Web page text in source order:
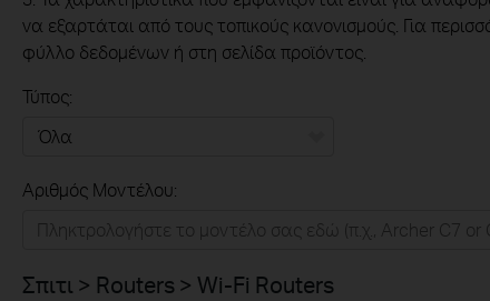
να εξαρτάται από τους τοπικούς κανονισμούς. Για
φύλλο δεδομένων ή στη σελίδα προϊόντος.
Τύπος:
Αριθμός Μοντέλου:
Σπιτι > Routers > Wi-Fi Routers